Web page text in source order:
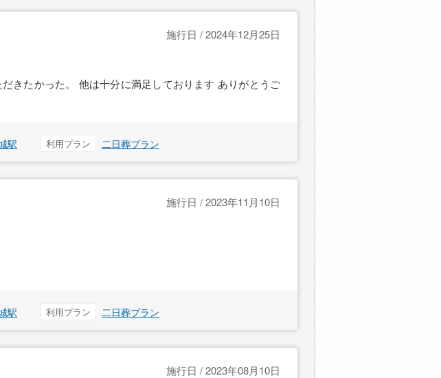
施行日 / 2024年12月25日
きたかった。 他は十分に満足しております ありがとうご
駅 利用プラン 二日葬プラン
施行日 / 2023年11月10日
駅 利用プラン 二日葬プラン
施行日 / 2023年08月10日